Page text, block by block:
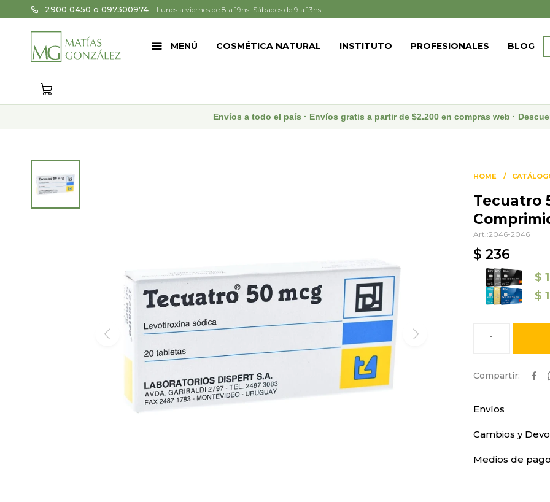
MENÚ COSMÉTICA NATURAL INSTITUTO PROFESIONALES BLOG
2900 0450 o 097300974 Lunes a viernes de 8 a 19hs. Sábados de 9 a 13hs.
Envíos a todo el país · Envíos gratis a partir de $2.200 en compras web ·
HOME
Tecuatro
2046-2046
$ 236
$
$
1

Envíos
Cambios y
Medios de